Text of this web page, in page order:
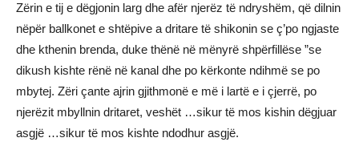
Zërin e tij e dëgjonin larg dhe afër njerëz të ndryshëm, që dilnin
nëpër ballkonet e shtëpive a dritare të shikonin se ç’po ngjaste
dhe kthenin brenda, duke thënë në mënyrë shpërfillëse ”se
dikush kishte rënë në kanal dhe po kërkonte ndihmë se po
mbytej. Zëri çante ajrin gjithmonë e më i lartë e i çjerrë, po
njerëzit mbyllnin dritaret, veshët …sikur të mos kishin dëgjuar
asgjë …sikur të mos kishte ndodhur asgjë.